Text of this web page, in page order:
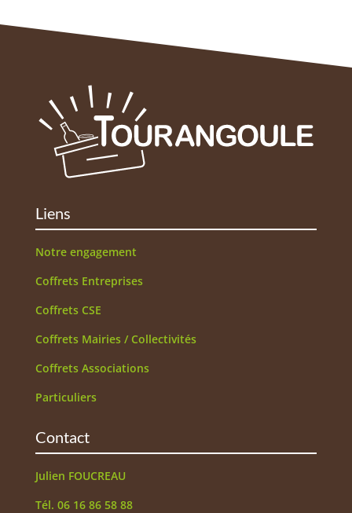
Liens
Notre engagement
Coffrets Entreprises
Coffrets CSE
Coffrets Mairies / Collectivités
Coffrets Associations
Particuliers
Contact
Julien FOUCREAU
Tél. 06 16 86 58 88